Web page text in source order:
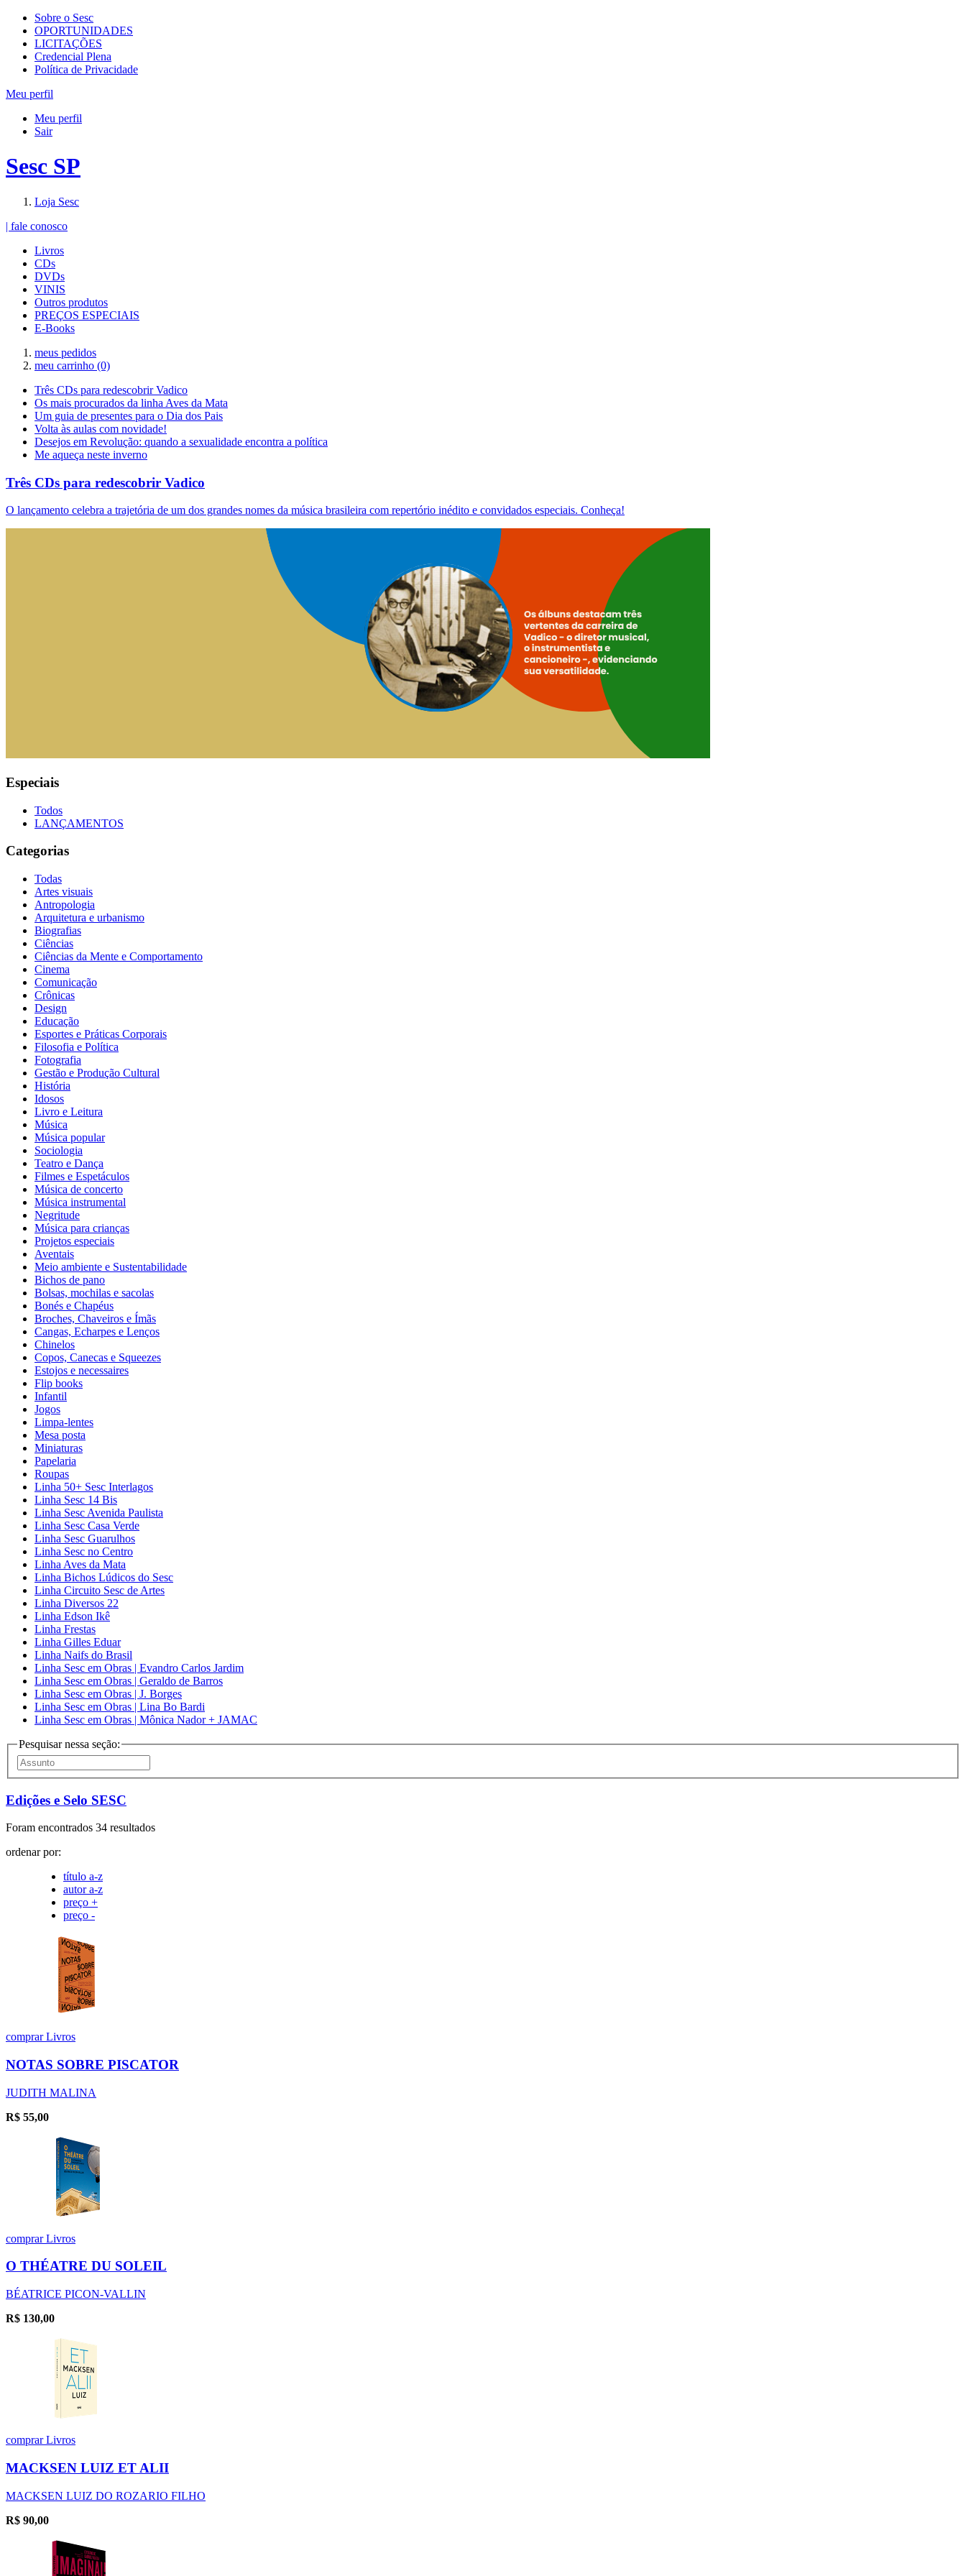
Sobre o Sesc
OPORTUNIDADES
LICITAÇÕES
Credencial Plena
Política de Privacidade
Meu perfil
Meu perfil
Sair
Sesc SP
Loja Sesc
| fale conosco
Livros
CDs
DVDs
VINIS
Outros produtos
PREÇOS ESPECIAIS
E-Books
meus pedidos
meu carrinho (0)
Três CDs para redescobrir Vadico
Os mais procurados da linha Aves da Mata
Um guia de presentes para o Dia dos Pais
Volta às aulas com novidade!
Desejos em Revolução: quando a sexualidade encontra a política
Me aqueça neste inverno
Três CDs para redescobrir Vadico
O lançamento celebra a trajetória de um dos grandes nomes da música brasileira com repertório inédito e convidados especiais. Conheça!
Especiais
Todos
LANÇAMENTOS
Categorias
Todas
Artes visuais
Antropologia
Arquitetura e urbanismo
Biografias
Ciências
Ciências da Mente e Comportamento
Cinema
Comunicação
Crônicas
Design
Educação
Esportes e Práticas Corporais
Filosofia e Política
Fotografia
Gestão e Produção Cultural
História
Idosos
Livro e Leitura
Música
Música popular
Sociologia
Teatro e Dança
Filmes e Espetáculos
Música de concerto
Música instrumental
Negritude
Música para crianças
Projetos especiais
Aventais
Meio ambiente e Sustentabilidade
Bichos de pano
Bolsas, mochilas e sacolas
Bonés e Chapéus
Broches, Chaveiros e Ímãs
Cangas, Echarpes e Lenços
Chinelos
Copos, Canecas e Squeezes
Estojos e necessaires
Flip books
Infantil
Jogos
Limpa-lentes
Mesa posta
Miniaturas
Papelaria
Roupas
Linha 50+ Sesc Interlagos
Linha Sesc 14 Bis
Linha Sesc Avenida Paulista
Linha Sesc Casa Verde
Linha Sesc Guarulhos
Linha Sesc no Centro
Linha Aves da Mata
Linha Bichos Lúdicos do Sesc
Linha Circuito Sesc de Artes
Linha Diversos 22
Linha Edson Ikê
Linha Frestas
Linha Gilles Eduar
Linha Naifs do Brasil
Linha Sesc em Obras | Evandro Carlos Jardim
Linha Sesc em Obras | Geraldo de Barros
Linha Sesc em Obras | J. Borges
Linha Sesc em Obras | Lina Bo Bardi
Linha Sesc em Obras | Mônica Nador + JAMAC
Pesquisar nessa seção:
Edições e Selo SESC
Foram encontrados 34 resultados
ordenar por:
título a-z
autor a-z
preço +
preço -
comprarLivros
NOTAS SOBRE PISCATOR
JUDITH MALINA
R$ 55,00
comprarLivros
O THÉATRE DU SOLEIL
BÉATRICE PICON-VALLIN
R$ 130,00
comprarLivros
MACKSEN LUIZ ET ALII
MACKSEN LUIZ DO ROZARIO FILHO
R$ 90,00